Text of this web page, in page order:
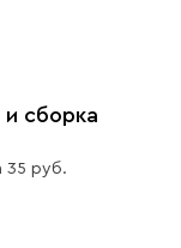
и сборка
35